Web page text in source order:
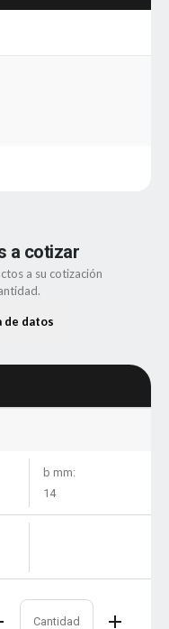
a cotizar
a su cotización
de datos
b mm:
14